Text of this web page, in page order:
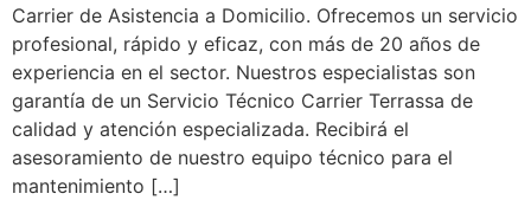
Carrier de Asistencia a Domicilio. Ofrecemos un servicio
profesional, rápido y eficaz, con más de 20 años de
experiencia en el sector. Nuestros especialistas son
garantía de un Servicio Técnico Carrier Terrassa de
calidad y atención especializada. Recibirá el
asesoramiento de nuestro equipo técnico para el
mantenimiento […]